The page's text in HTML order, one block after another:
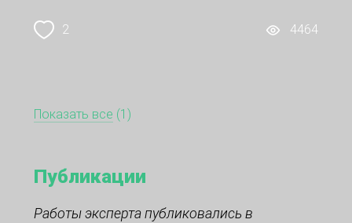
2 4464
Показать все (1)
Публикации
Работы эксперта публиковались в